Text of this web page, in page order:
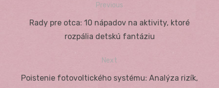
Navigácia
Previous
Previous
Rady pre otca: 10 nápadov na aktivity, ktoré
rozpália detskú fantáziu
Next
Next
Poistenie fotovoltického systému: Analýza rizík,